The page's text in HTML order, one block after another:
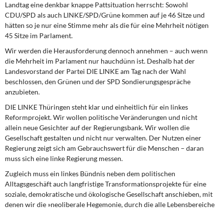
Landtag eine denkbar knappe Pattsituation herrscht: Sowohl
CDU/SPD als auch LINKE/SPD/Grüne kommen auf je 46 Sitze und
hätten so je nur eine Stimme mehr als die für eine Mehrheit nötigen
45 Sitze im Parlament.
Wir werden die Herausforderungdennoch annehmen – auch wenn
die Mehrheit im Parlament nur hauchdünn ist. Deshalb hat der
Landesvorstand der Partei DIE LINKE am Tag nach der Wahl
beschlossen, den Grünen und der SPD Sondierungsgespräche
anzubieten.
DIE LINKE Thüringen steht klarund einheitlich für ein linkes
Reformprojekt. Wir wollen politische Veränderungen und nicht
allein neue Gesichter auf der Regierungsbank. Wir wollen die
Gesellschaft gestalten und nicht nur verwalten. Der Nutzen einer
Regierung zeigt sich am Gebrauchswert für die Menschen – daran
muss sich eine linke Regierung messen.
Zugleich muss ein linkes Bündnis neben dem politischen
Alltagsgeschäft auch langfristige Transformationsprojekte für eine
soziale, demokratische und ökologische Gesellschaft anschieben, mit
denen wir die »neoliberale Hegemonie, durch die alle Lebensbereiche